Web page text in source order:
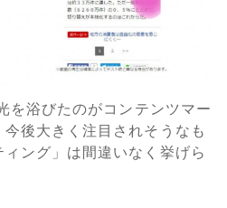
を浴びたのがコンテンツマー
後大きく注目されそうなも
ング」は間違いなく挙げら